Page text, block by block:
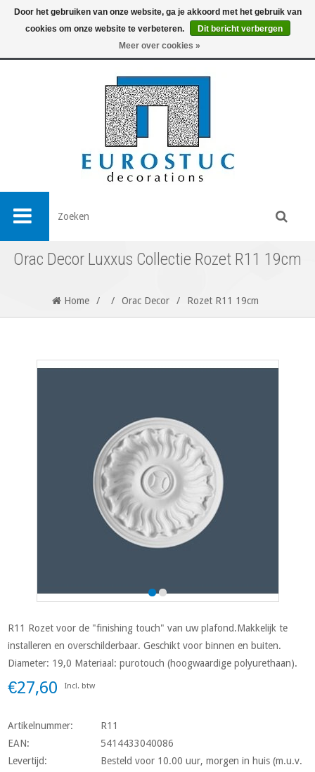
0
Orac Decor Luxxus Collectie Rozet R11 19cm
Home / / Orac Decor / Rozet R11 19cm
R11 Rozet voor de "finishing touch" van uw plafond.Makkelijk te
installeren en overschilderbaar. Geschikt voor binnen en buiten.
Diameter: 19,0 Materiaal: purotouch (hoogwaardige polyurethaan).
€27,60 Incl. btw
Artikelnummer:
R11
EAN:
5414433040086
Levertijd:
Besteld voor 10.00 uur, morgen in huis (m.u.v.
Door het gebruiken van onze website, ga je akkoord met het gebruik van
cookies om onze website te verbeteren.
Dit bericht verbergen
Meer over cookies »